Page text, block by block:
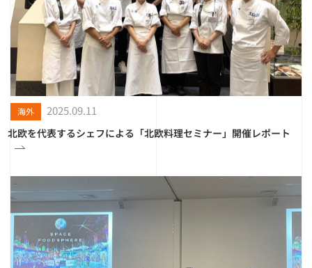
海外 2025.09.11
北欧を代表するシェフによる「北欧料理セミナー」開催レポート